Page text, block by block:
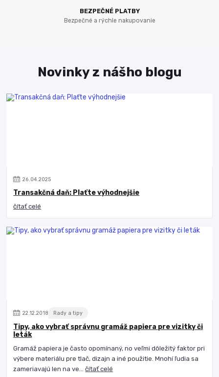
BEZPEČNÉ PLATBY
Bezpečné a rýchle nakupovanie
Novinky z nášho blogu
26.04.2025
Transakčná daň: Plaťte výhodnejšie
čítať celé
22 12 2018 Rady a tipy
Tipy, ako vybrať správnu gramáž papiera pre vizitky či
leták
Gramáž papiera je často opomínaný, no veľmi dôležitý faktor pri
výbere materiálu pre tlač, dizajn a iné použitie. Mnohí ľudia sa
zameriavajú len na ve...čítať celé